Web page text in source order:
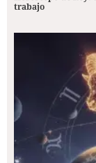
trabajo